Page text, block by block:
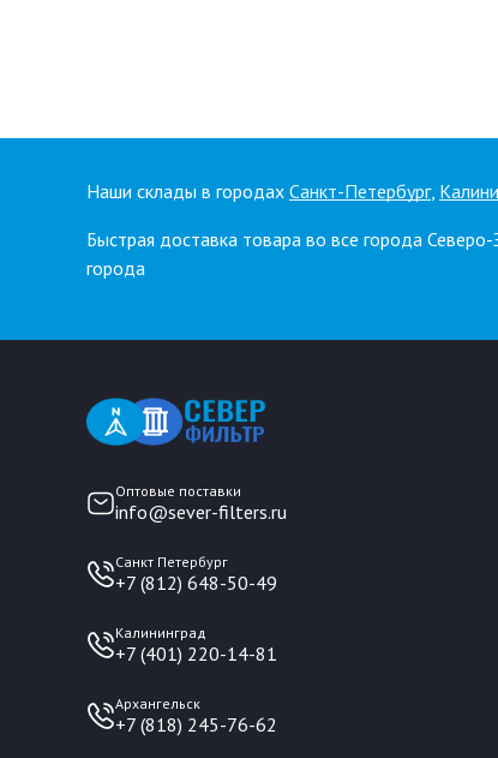
Наши склады в городах Санкт-Петербург,
Быстрая доставка товара во все города
города
Оптовые поставки
info@sever-filters.ru
Санкт Петербург
+7 (812) 648-50-49
Калининград
+7 (401) 220-14-81
Архангельск
+7 (818) 245-76-62